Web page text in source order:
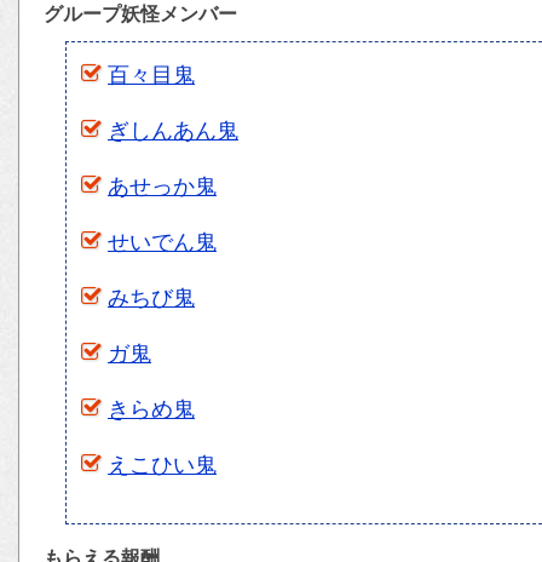
グループ妖怪メンバー
百々目鬼
ぎしんあん鬼
あせっか鬼
せいでん鬼
みちび鬼
ガ鬼
きらめ鬼
えこひい鬼
もらえる報酬